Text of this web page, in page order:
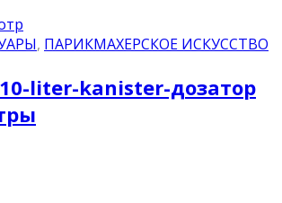
, ПАРИКМАХЕРСКОЕ ИСКУССТВО
liter-kanister-дозатор